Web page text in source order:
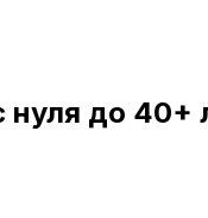
нуля до 40+